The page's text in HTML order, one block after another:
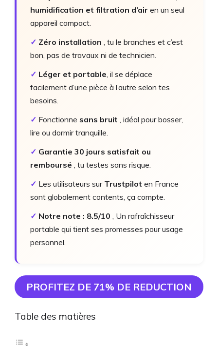
humidification et filtration d’air en un seul
appareil compact.
✓ Zéro installation , tu le branches et c’est
bon, pas de travaux ni de technicien.
✓ Léger et portable, il se déplace
facilement d’une pièce à l’autre selon tes
besoins.
✓ Fonctionne sans bruit , idéal pour bosser,
lire ou dormir tranquille.
✓ Garantie 30 jours satisfait ou
remboursé , tu testes sans risque.
✓ Les utilisateurs sur Trustpilot en France
sont globalement contents, ça compte.
✓ Notre note : 8.5/10 , Un rafraîchisseur
portable qui tient ses promesses pour usage
personnel.
PROFITEZ DE 71% DE REDUCTION
Table des matières